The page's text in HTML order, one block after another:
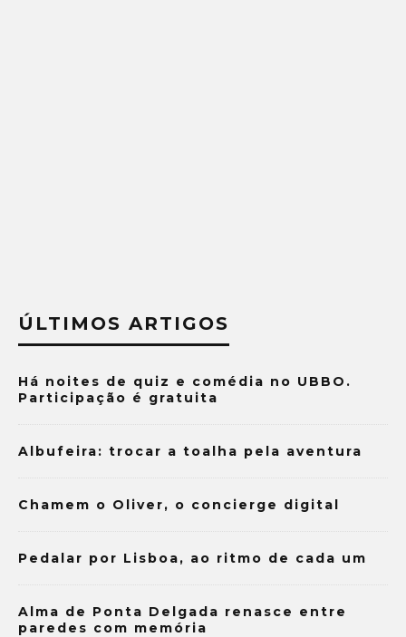
ÚLTIMOS ARTIGOS
Há noites de quiz e comédia no UBBO.
Participação é gratuita
Albufeira: trocar a toalha pela aventura
Chamem o Oliver, o concierge digital
Pedalar por Lisboa, ao ritmo de cada um
Alma de Ponta Delgada renasce entre
paredes com memória